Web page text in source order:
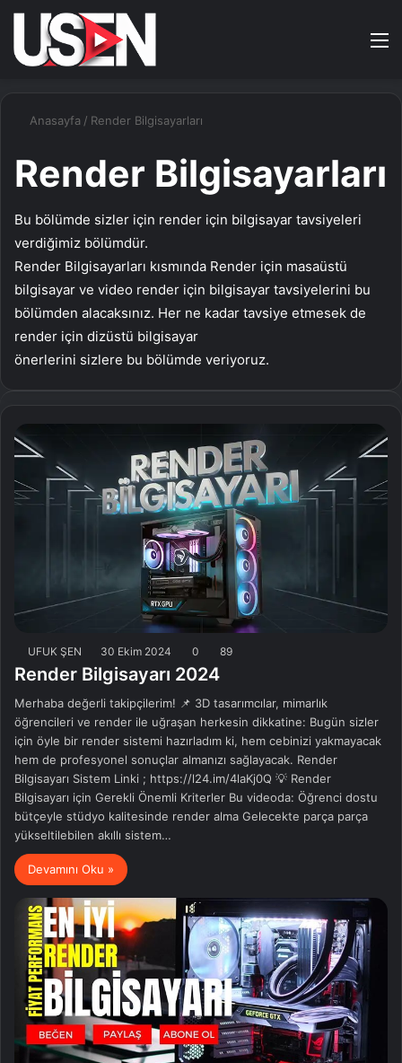
Arama
Anasayfa / Render Bilgisayarları
Render Bilgisayarları
Bu bölümde sizler için render için bilgisayar tavsiyeleri
verdiğimiz bölümdür.
Render Bilgisayarları kısmında Render için masaüstü
bilgisayar ve video render için bilgisayar tavsiyelerini bu
bölümden alacaksınız. Her ne kadar tavsiye etmesek de
render için dizüstü bilgisayar
önerlerini sizlere bu bölümde veriyoruz.
UFUK ŞEN 30 Ekim 2024 0 89
Render Bilgisayarı 2024
Merhaba değerli takipçilerim! 📌 3D tasarımcılar, mimarlık
öğrencileri ve render ile uğraşan herkesin dikkatine: Bugün sizler
için öyle bir render sistemi hazırladım ki, hem cebinizi yakmayacak
hem de profesyonel sonuçlar almanızı sağlayacak. Render
Bilgisayarı Sistem Linki ; https://l24.im/4laKj0Q 💡 Render
Bilgisayarı için Gerekli Önemli Kriterler Bu videoda: Öğrenci dostu
bütçeyle stüdyo kalitesinde render alma Gelecekte parça parça
yükseltilebilen akıllı sistem…
Devamını Oku »